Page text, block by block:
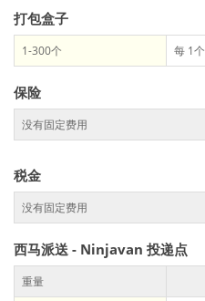
打包盒子
1-300个 每 1个
保险
没有固定费用
税金
没有固定费用
西马派送 - Ninjavan 投递点
重量